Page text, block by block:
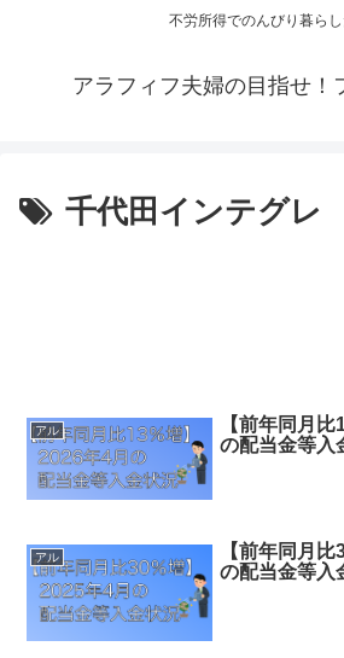
不労所得でのんびり暮ら
アラフィフ夫婦の目指せ！
千代田インテグレ
アル
【前年同月
の配当金等入
アル
【前年同月
の配当金等入